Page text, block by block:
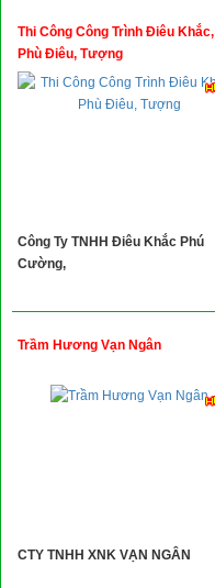
Thi Công Công Trình Điêu Khắc,
Phù Điêu, Tượng
Công Ty TNHH Điêu Khắc Phú
Cường,
Trầm Hương Vạn Ngân
CTY TNHH XNK VẠN NGÂN